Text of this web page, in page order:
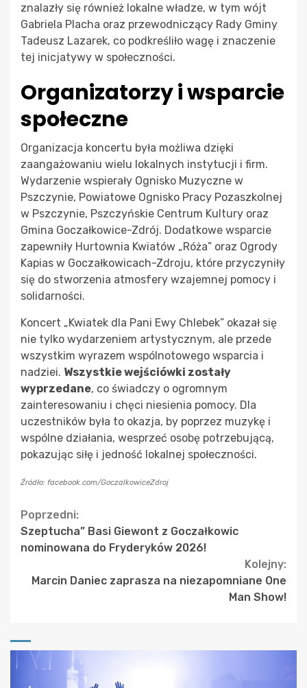
znalazły się również lokalne władze, w tym wójt
Gabriela Placha oraz przewodniczący Rady Gminy
Tadeusz Lazarek, co podkreśliło wagę i znaczenie
tej inicjatywy w społeczności.
Organizatorzy i wsparcie
społeczne
Organizacja koncertu była możliwa dzięki
zaangażowaniu wielu lokalnych instytucji i firm.
Wydarzenie wspierały Ognisko Muzyczne w
Pszczynie, Powiatowe Ognisko Pracy Pozaszkolnej
w Pszczynie, Pszczyńskie Centrum Kultury oraz
Gmina Goczałkowice-Zdrój. Dodatkowe wsparcie
zapewniły Hurtownia Kwiatów „Róża” oraz Ogrody
Kapias w Goczałkowicach-Zdroju, które przyczyniły
się do stworzenia atmosfery wzajemnej pomocy i
solidarności.
Koncert „Kwiatek dla Pani Ewy Chlebek” okazał się
nie tylko wydarzeniem artystycznym, ale przede
wszystkim wyrazem wspólnotowego wsparcia i
nadziei. Wszystkie wejściówki zostały
wyprzedane, co świadczy o ogromnym
zainteresowaniu i chęci niesienia pomocy. Dla
uczestników była to okazja, by poprzez muzykę i
wspólne działania, wesprzeć osobę potrzebującą,
pokazując siłę i jedność lokalnej społeczności.
Źródło: facebook.com/GoczalkowiceZdroj
Continue
Reading
Poprzedni:
Szeptucha” Basi Giewont z Goczałkowic
nominowana do Fryderyków 2026!
Kolejny:
Marcin Daniec zaprasza na niezapomniane One
Man Show!